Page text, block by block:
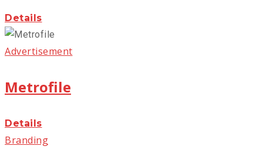
Details
Advertisement
Metrofile
Details
Branding